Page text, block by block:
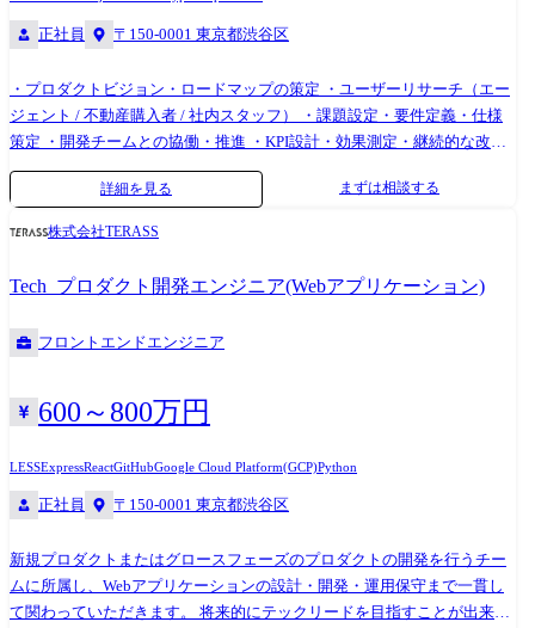
正社員 〒150-0001 東京都渋谷区
・プロダクトビジョン・ロードマップの策定 ・ユーザーリサーチ（エー
ジェント / 不動産購入者 / 社内スタッフ） ・課題設定・要件定義・仕様
策定 ・開発チームとの協働・推進 ・KPI設計・効果測定・継続的な改善
本ポジションでは、下記3領域のいずれか、または複数を担当します（経
験・志向に応じてアサイン）。 【プロダクト領域】 領域1｜エージェン
約・取引プロセスの効率化、行動・成果データの可視化など、属人化し
がちな業務を再現性ある仕組みに落とし込み、エージェントが「顧客対
応」に集中できる環境をつくります。 領域2｜顧客向けプロダクト（不
動産購入者） 人生最大級の意思決定を支える体験プロダクトです。物件
ズに応じた意思決定支援、エージェントとのコミュニケーション支援な
ど、「探す → 悩む → 決める」を一気通貫で支え、納得感のある購入体
援ツールをはじめ、バックオフィスや本部業務のデジタル化・自動化に
ペレーションそのものを改善する領域です。 【主な技術スタック】 ・フ
ロントエンド TypeScript / React.js / Next.js ・バックエンド TypeScript /
Node.js / (Python) ・インフラ Google Cloud Platform / CDKTF 【主な利用
詳細を見る まずは相談する
株式会社TERASS
Tech_プロダクト開発エンジニア(Webアプリケーション)
フロントエンドエンジニア
600～800万円
LESSExpressReactGitHubGoogle Cloud Platform(GCP)Python
正社員 〒150-0001 東京都渋谷区
新規プロダクトまたはグロースフェーズのプロダクトの開発を行うチー
ムに所属し、Webアプリケーションの設計・開発・運用保守まで一貫し
て関わっていただきます。 将来的にテックリードを目指すことが出来る